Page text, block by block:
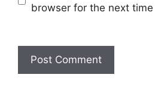
browser for the next